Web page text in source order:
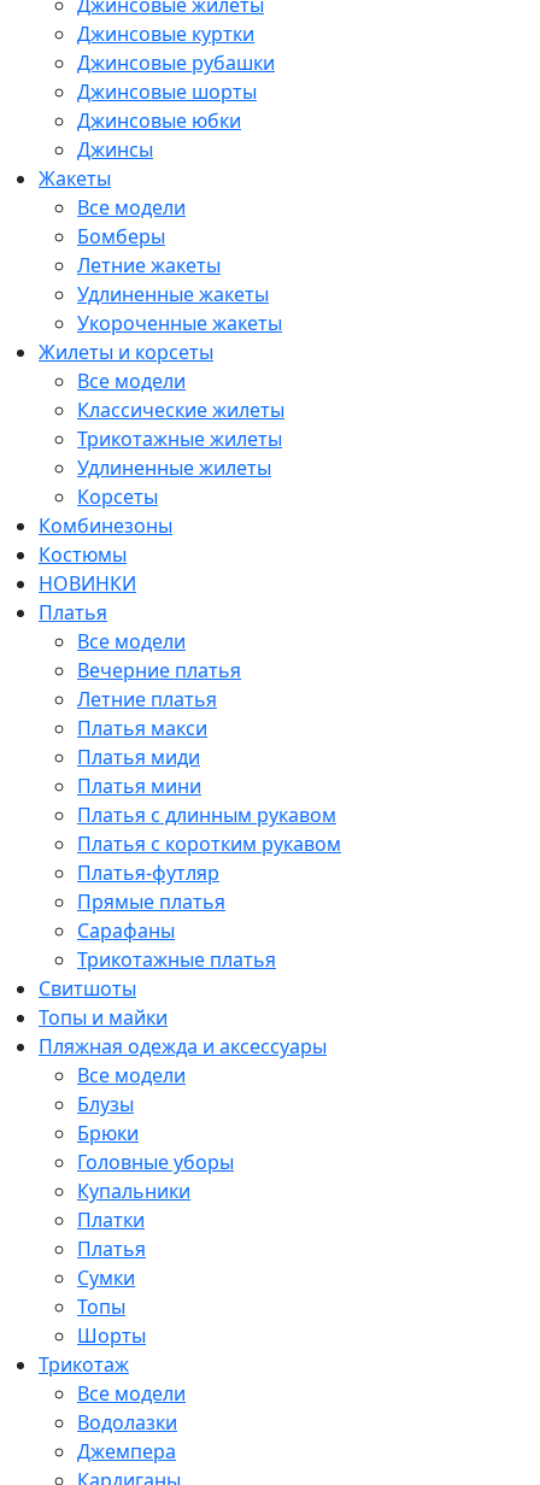
Джинсовые куртки
Джинсовые рубашки
Джинсовые шорты
Джинсовые юбки
Джинсы
Жакеты
Все модели
Бомберы
Летние жакеты
Удлиненные жакеты
Укороченные жакеты
Жилеты и корсеты
Все модели
Классические жилеты
Трикотажные жилеты
Удлиненные жилеты
Корсеты
Комбинезоны
Костюмы
НОВИНКИ
Платья
Все модели
Вечерние платья
Летние платья
Платья макси
Платья миди
Платья мини
Платья с длинным рукавом
Платья с коротким рукавом
Платья-футляр
Прямые платья
Сарафаны
Трикотажные платья
Свитшоты
Топы и майки
Пляжная одежда и аксессуары
Все модели
Блузы
Брюки
Головные уборы
Купальники
Платки
Платья
Сумки
Топы
Шорты
Трикотаж
Все модели
Водолазки
Джемпера